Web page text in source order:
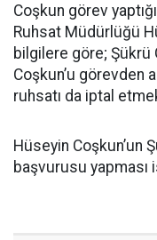
Coşkun görev
Ruhsat Müdürlüğü
bilgilere göre;
Coşkun’u görevden
ruhsatı da iptal
Hüseyin Coşkun’un
başvurusu yapması